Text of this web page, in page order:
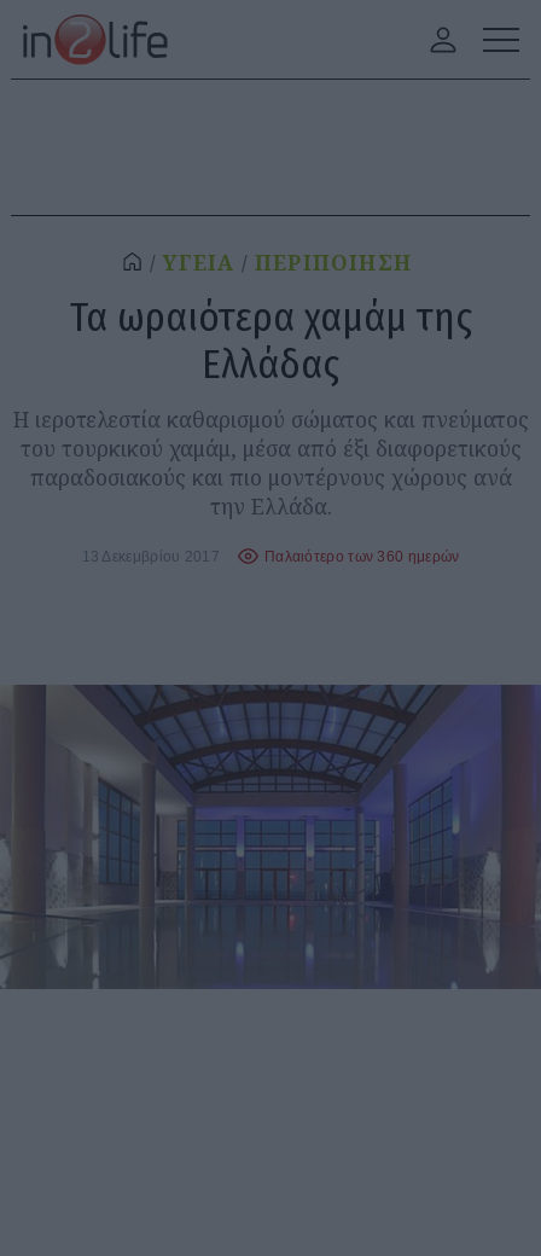
ΥΓΕΙΑ ΠΕΡΙΠΟΙΗΣΗ
Τα ωραιότερα χαμάμ της
Ελλάδας
Η ιεροτελεστία καθαρισμού σώματος και πνεύματος
του τουρκικού χαμάμ, μέσα από έξι διαφορετικούς
παραδοσιακούς και πιο μοντέρνους χώρους ανά
την Ελλάδα.
13 Δεκεμβρίου 2017 Παλαιότερο των 360 ημερών